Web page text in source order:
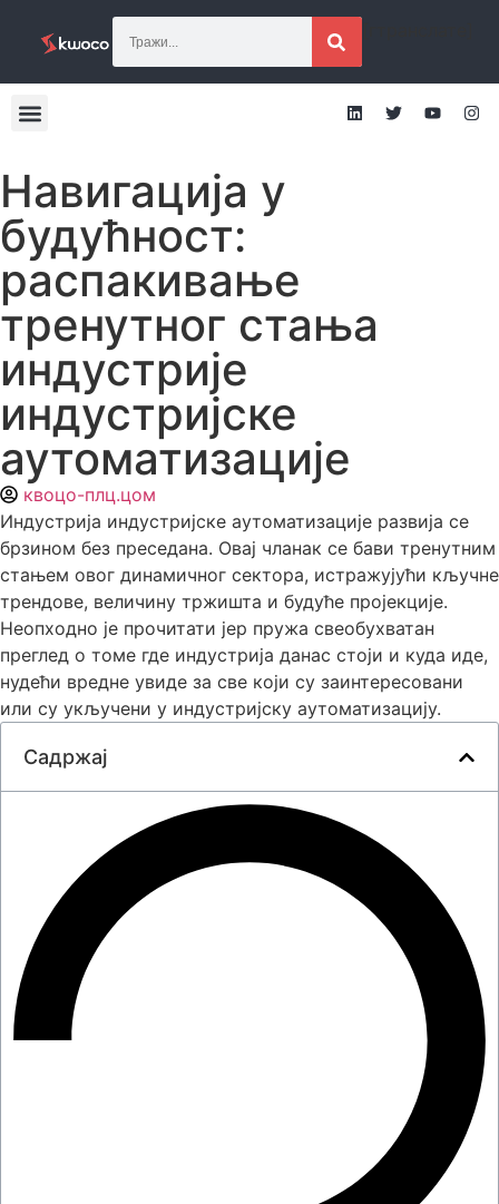
Навигација у
будућност:
распакивање
тренутног стања
индустрије
индустријске
аутоматизације
квоцо-плц.цом
Индустрија индустријске аутоматизације развија се
брзином без преседана. Овај чланак се бави тренутним
стањем овог динамичног сектора, истражујући кључне
трендове, величину тржишта и будуће пројекције.
Неопходно је прочитати јер пружа свеобухватан
преглед о томе где индустрија данас стоји и куда иде,
нудећи вредне увиде за све који су заинтересовани
или су укључени у индустријску аутоматизацију.
Садржај